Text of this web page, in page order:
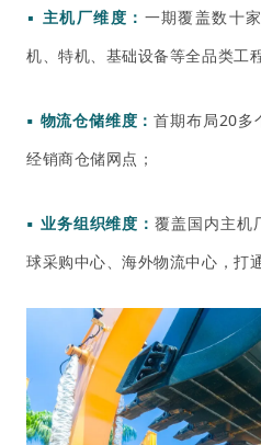
▪ 主机厂维度： 一期覆盖数十
机、特机、基础设备等全品类工
▪ 物流仓储维度：首期布局20多
经销商仓储网点；
▪ 业务组织维度：覆盖国内主机
球采购中心、海外物流中心 ，打